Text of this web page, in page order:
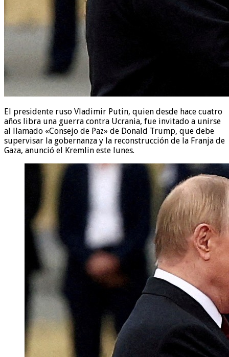
El presidente ruso Vladimir Putin, quien desde hace cuatro
años libra una guerra contra Ucrania, fue invitado a unirse
al llamado «Consejo de Paz» de Donald Trump, que debe
supervisar la gobernanza y la reconstrucción de la Franja de
Gaza, anunció el Kremlin este lunes.